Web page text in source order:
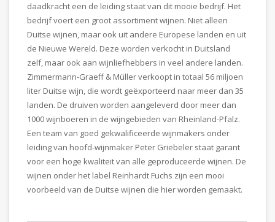
daadkracht een de leiding staat van dit mooie bedrijf. Het
bedrijf voert een groot assortiment wijnen. Niet alleen
Duitse wijnen, maar ook uit andere Europese landen en uit
de Nieuwe Wereld. Deze worden verkocht in Duitsland
zelf, maar ook aan wijnliefhebbers in veel andere landen.
Zimmermann-Graeff & Müller verkoopt in totaal 56 miljoen
liter Duitse wijn, die wordt geëxporteerd naar meer dan 35
landen. De druiven worden aangeleverd door meer dan
1000 wijnboeren in de wijngebieden van Rheinland-Pfalz.
Een team van goed gekwalificeerde wijnmakers onder
leiding van hoofd-wijnmaker Peter Griebeler staat garant
voor een hoge kwaliteit van alle geproduceerde wijnen. De
wijnen onder het label Reinhardt Fuchs zijn een mooi
voorbeeld van de Duitse wijnen die hier worden gemaakt.